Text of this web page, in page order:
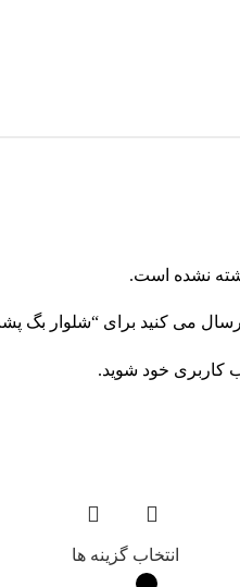
نشده است.
ارسال می کنید برای “شلوار
کاربری خود شوید.
انتخاب گزینه ها